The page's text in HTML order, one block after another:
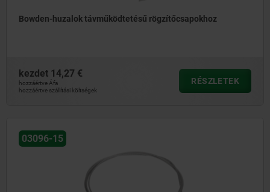
Bowden-huzalok távműködtetésű rögzítőcsapokhoz
kezdet 14,27 €
hozzáértve Áfa
hozzáértve szállítási költségek
RÉSZLETEK
03096-15